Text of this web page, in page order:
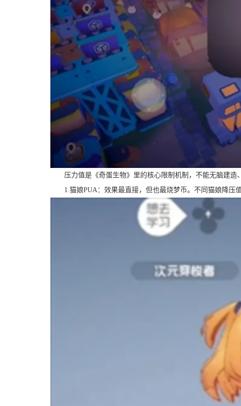
压力值是《奇蛋生物》里的核心限制机制，不能无脑建造
1.猫娘PUA：效果最直接，但也最烧梦币。不同猫娘降压值